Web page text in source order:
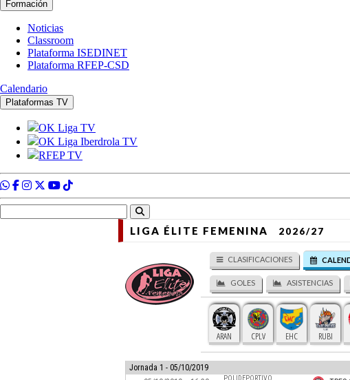
LIGA ÉLITE FEMENINA 2026/27
CLASIFICACIONES
GOLES ASISTENCIAS
ARAN CPLV EHC RUBI
Jornada 1 - 05/10/2019
POLIDEPORTIVO